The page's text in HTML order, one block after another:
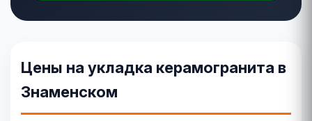
Цены на укладка керамогранита в
Знаменском